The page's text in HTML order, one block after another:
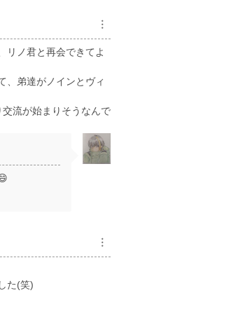
︙
リノ君と再会できてよ
、弟達がノインとヴィ
流が始まりそうなんで
︙
た(笑)